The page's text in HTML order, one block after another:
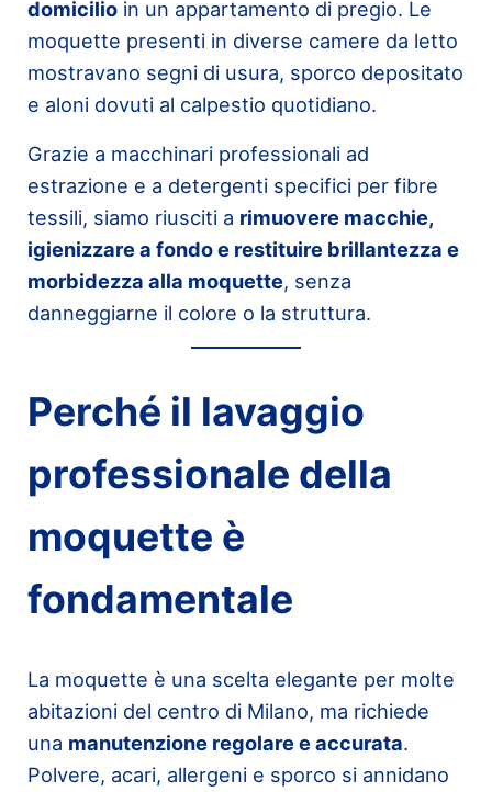
domicilioin un appartamento di pregio. Le
moquette presenti in diverse camere da letto
mostravano segni di usura, sporco depositato
e aloni dovuti al calpestio quotidiano.
Grazie a macchinari professionali ad
estrazione e a detergenti specifici per fibre
tessili, siamo riusciti a rimuovere macchie,
igienizzare a fondo e restituire brillantezza e
morbidezza alla moquette, senza
danneggiarne il colore o la struttura.
Perché il lavaggio
professionale della
moquette è
fondamentale
La moquette è una scelta elegante per molte
abitazioni del centro di Milano, ma richiede
una manutenzione regolare e accurata.
Polvere, acari, allergeni e sporco si annidano